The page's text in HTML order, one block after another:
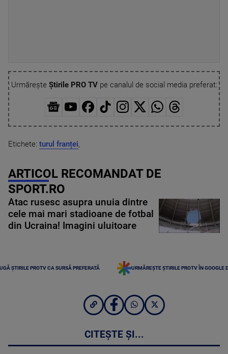
Urmărește Știrile PRO TVpe canalul de social media preferat:
Etichete: turul franței,
ARTICOL RECOMANDAT DE
SPORT.RO
Atac rusesc asupra unuia dintre
cele mai mari stadioane de fotbal
din Ucraina! Imagini uluitoare
ȘTIRILE PROTV CA SURSĂ PREFERATĂ URMĂREȘTE ȘTIRILE PROTV ÎN GOOGLE
CITEȘTE ȘI...